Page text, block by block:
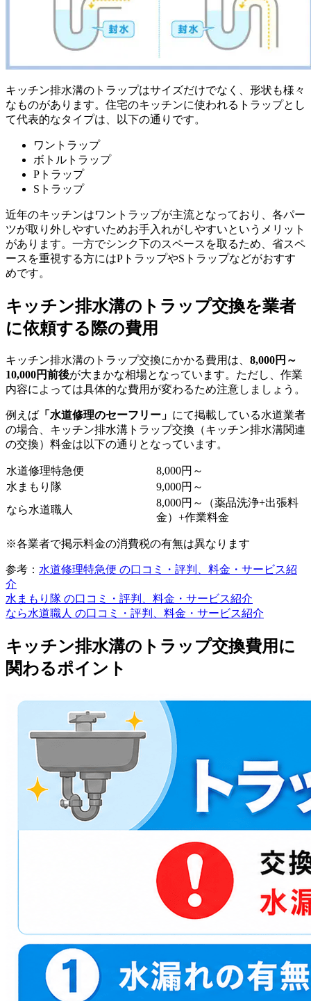
キッチン排水溝のトラップはサイズだけでなく、形状も様々
なものがあります。住宅のキッチンに使われるトラップとし
て代表的なタイプは、以下の通りです。
ワントラップ
ボトルトラップ
Pトラップ
Sトラップ
近年のキッチンはワントラップが主流となっており、各パー
ツが取り外しやすいためお手入れがしやすいというメリット
があります。一方でシンク下のスペースを取るため、省スペ
ースを重視する方にはPトラップやSトラップなどがおすす
めです。
キッチン排水溝のトラップ交換を業者
に依頼する際の費用
キッチン排水溝のトラップ交換にかかる費用は、 8,000円～
10,000円前後が大まかな相場となっています。ただし、作業
内容によっては具体的な費用が変わるため注意しましょう。
例えば 「水道修理のセーフリー」 にて掲載している水道業者
の場合、キッチン排水溝トラップ交換（キッチン排水溝関連
の交換）料金は以下の通りとなっています。
水道修理特急便
8,000円～
水まもり隊
9,000円～
なら水道職人
8,000円～（薬品洗浄+出張料
金）+作業料金
※各業者で掲示料金の消費税の有無は異なります
参考： 水道修理特急便 の口コミ・評判、料金・サービス紹
介
水まもり隊 の口コミ・評判、料金・サービス紹介
なら水道職人 の口コミ・評判、料金・サービス紹介
キッチン排水溝のトラップ交換費用に
関わるポイント